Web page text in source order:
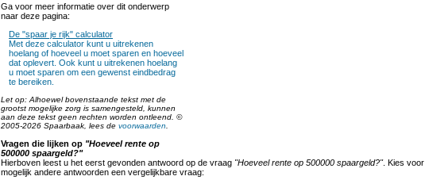
Ga voor meer informatie over dit onderwerp
naar deze pagina:
De "spaar je rijk" calculator
Met deze calculator kunt u uitrekenen
hoelang of hoeveel u moet sparen en hoeveel
dat oplevert. Ook kunt u uitrekenen hoelang
u moet sparen om een gewenst eindbedrag
te bereiken.
Let op: Alhoewel bovenstaande tekst met de
grootst mogelijke zorg is samengesteld, kunnen
aan deze tekst geen rechten worden ontleend. ©
2005-2026 Spaarbaak, lees de voorwaarden
Vragen die lijken op "Hoeveel rente op
500000 spaargeld?"
Hierboven leest u het eerst gevonden antwoord op de vraag "Hoeveel rente op 500000 spaargeld?". Kies voor
mogelijk andere antwoorden een vergelijkbare vraag: